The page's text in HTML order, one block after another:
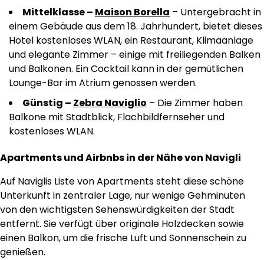
Mittelklasse – Maison Borella – Untergebracht in
einem Gebäude aus dem 18. Jahrhundert, bietet dieses
Hotel kostenloses WLAN, ein Restaurant, Klimaanlage
und elegante Zimmer – einige mit freiliegenden Balken
und Balkonen. Ein Cocktail kann in der gemütlichen
Lounge-Bar im Atrium genossen werden.
Günstig – Zebra Naviglio – Die Zimmer haben
Balkone mit Stadtblick, Flachbildfernseher und
kostenloses WLAN.
Apartments und Airbnbs in der Nähe von Navigli
Auf Naviglis Liste von Apartments steht diese schöne
Unterkunft in zentraler Lage, nur wenige Gehminuten
von den wichtigsten Sehenswürdigkeiten der Stadt
entfernt. Sie verfügt über originale Holzdecken sowie
einen Balkon, um die frische Luft und Sonnenschein zu
genießen.